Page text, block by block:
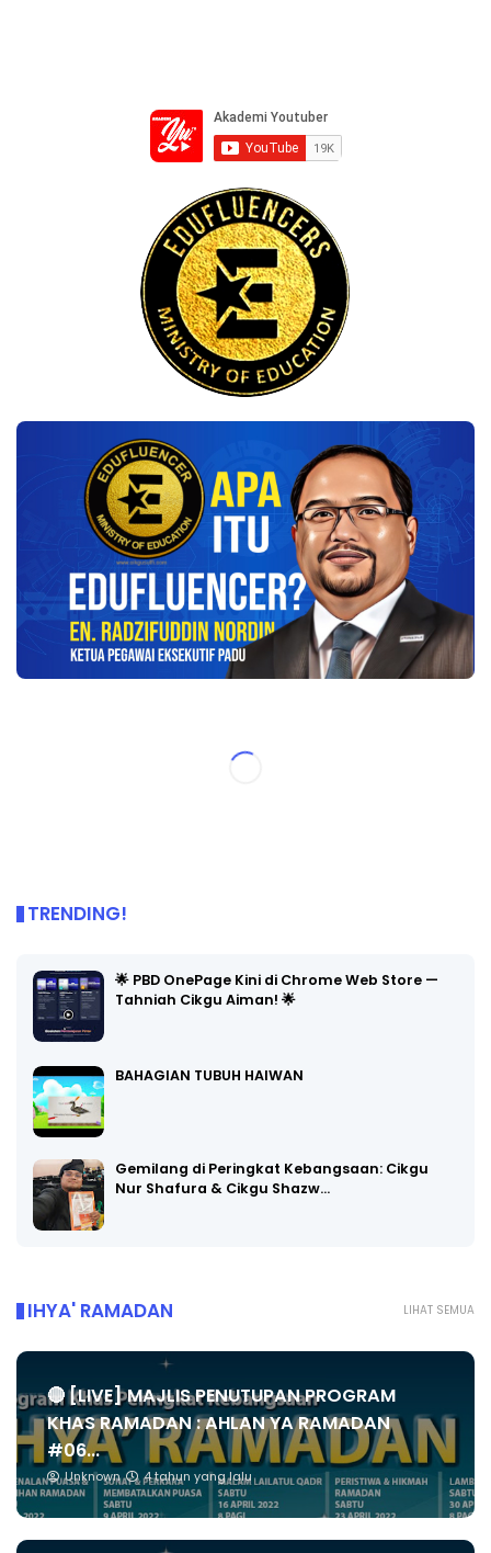
TRENDING!
🌟 PBD OnePage Kini di Chrome Web Store —
Tahniah Cikgu Aiman! 🌟
BAHAGIAN TUBUH HAIWAN
Gemilang di Peringkat Kebangsaan: Cikgu
Nur Shafura & Cikgu Shazw…
LIHAT SEMUA
IHYA' RAMADAN
🔴 [LIVE] MAJLIS PENUTUPAN PROGRAM
KHAS RAMADAN : AHLAN YA RAMADAN
#06...
Unknown 4 tahun yang lalu